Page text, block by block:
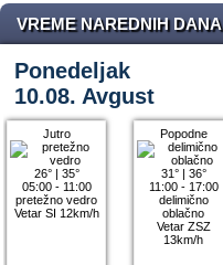
VREME NAREDNIH DANA
Ponedeljak
10.08. Avgust
Jutro
26°| 35°
05:00 - 11:00
pretežno vedro
Vetar SI 12km/h
Popodne
31°| 36°
11:00 - 17:00
delimično
oblačno
Vetar ZSZ
13km/h